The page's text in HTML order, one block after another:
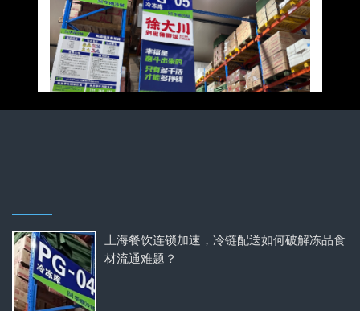
上海餐饮连锁加速，冷链配送如何破解冻品食
材流通难题？